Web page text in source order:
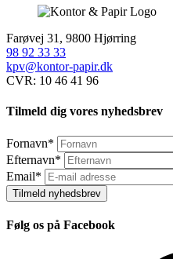
Farøvej 31, 9800 Hjørring
98 92 33 33
kpv@kontor-papir.dk
CVR: 10 46 41 96
Tilmeld dig vores nyhedsbrev
Fornavn*
Efternavn*
Email*
Tilmeld nyhedsbrev
Følg os på Facebook